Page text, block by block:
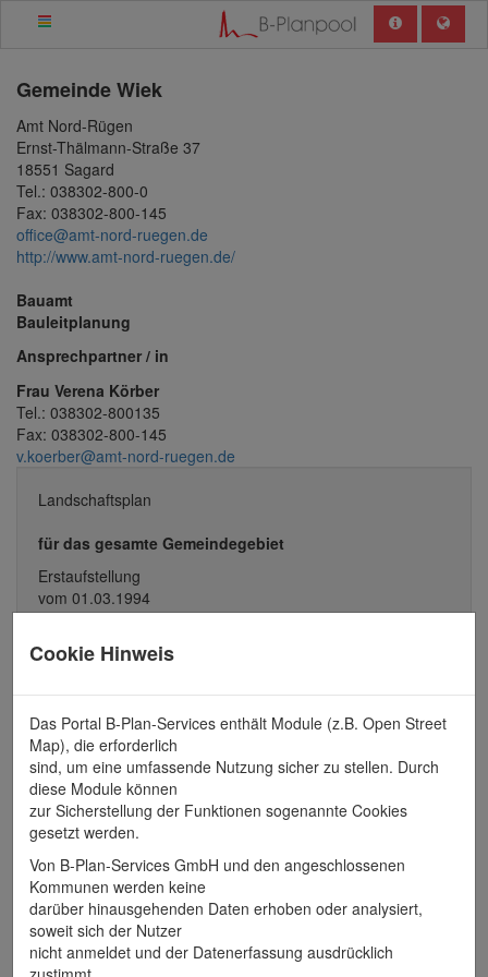
GemeindeWiek
Amt Nord-Rügen
Ernst-Thälmann-Straße 37
18551 Sagard
Tel.: 038302-800-0
Fax: 038302-800-145
office@amt-nord-ruegen.de
http://www.amt-nord-ruegen.de/
Bauamt
Bauleitplanung
Ansprechpartner / in
Frau Verena Körber
Tel.: 038302-800135
Fax: 038302-800-145
v.koerber@amt-nord-ruegen.de
Landschaftsplan
für das gesamte Gemeindegebiet
Erstaufstellung
vom 01.03.1994
Alle Dokumente zu
vom 01.03.1994
Angestrebter Zustand - Blatt Nord
Angestrebter Zustand - Blatt Süd
Cookie Hinweis
Das Portal B-Plan-Services enthält Module (z.B. Open Street
Map), die erforderlich
sind, um eine umfassende Nutzung sicher zu stellen. Durch
diese Module können
zur Sicherstellung der Funktionen sogenannte Cookies
gesetzt werden.
Von B-Plan-Services GmbH und den angeschlossenen
Kommunen werden keine
darüber hinausgehenden Daten erhoben oder analysiert,
soweit sich der Nutzer
nicht anmeldet und der Datenerfassung ausdrücklich